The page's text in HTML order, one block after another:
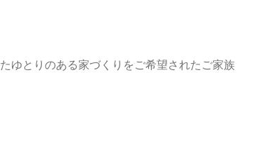
ゆとりのある家づくりをご希望されたご家族